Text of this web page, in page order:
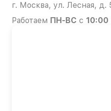
г. Москва, ул. Лесная, д.
Работаем ПН-ВС с 10:00